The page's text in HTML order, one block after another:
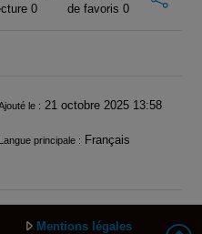
0
de favoris 0
le : 21 octobre 2025 13:58
Langue principale : Français
Mentions légales